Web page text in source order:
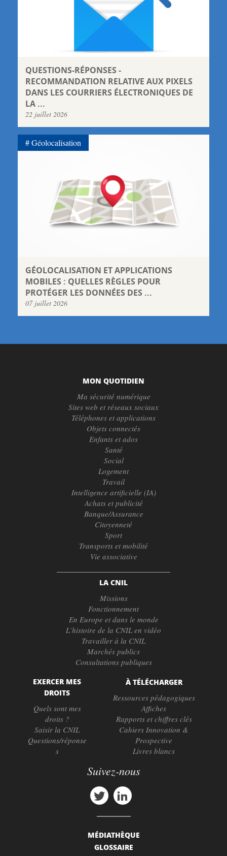
QUESTIONS-RÉPONSES -
RECOMMANDATION RELATIVE AUX PIXELS
DANS LES COURRIERS ÉLECTRONIQUES DE
LA ...
22 juillet 2026
GÉOLOCALISATION ET APPLICATIONS
MOBILES : QUELLES RÈGLES POUR
PROTÉGER LES DONNÉES DES ...
07 juillet 2026
Géolocalisation
MON QUOTIDIEN
Ma sécurité numérique
Sites web et réseaux sociaux
Téléphones et applications
Objets connectés
Enfants et ados
Santé
Social
Logement
Travail
Intelligence artificielle (IA)
Achats et publicité
Banque/Assurance
Citoyenneté
Sport
Transports et mobilité
Vie associative
LA CNIL
Missions
Fonctionnement
En Europe et dans le monde
L’histoire de la CNIL en vidéo
Travailler à la CNIL
Marchés publics
Consultations publiques
EXERCER MES
DROITS
Quels sont mes
droits ?
Saisir la CNIL
Questions/réponse
s
À TÉLÉCHARGER
Ressources pédagogiques
Affiches
Rapports et chiffres clés
Cahiers Innovation &
Prospective
Livres blancs
Suivez-nous
MÉDIATHÈQUE
GLOSSAIRE